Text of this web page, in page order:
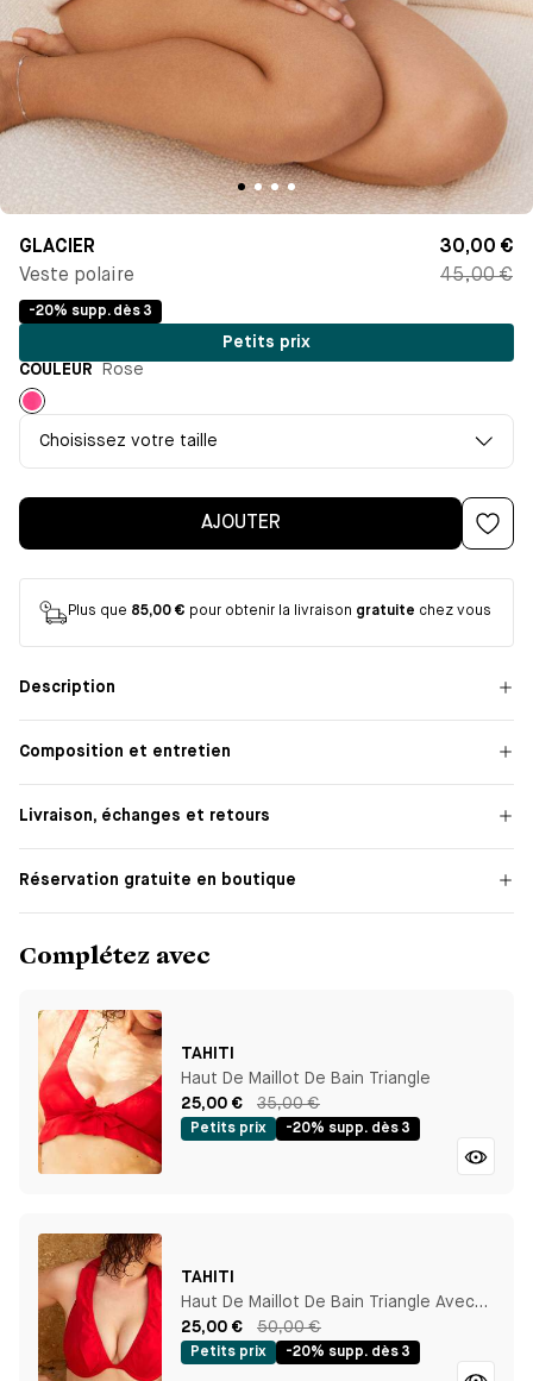
GLACIER
Veste polaire
30,00 €
45,00 €
-20% supp. dès 3
Petits prix
COULEUR
Rose
Rose
Choisissez votre taille
AJOUTER
Plus que 85,00 € pour obtenir la livraison gratuite chez vous
Description
Composition et entretien
Livraison, échanges et retours
Réservation gratuite en boutique
Complétez avec
TAHITI
Haut De Maillot De Bain Triangle
25,00 €
35,00 €
Petits prix -20% supp. dès 3
TAHITI
Haut De Maillot De Bain Triangle Avec
Armature
25,00 € 50,00 €
Petits prix -20% supp. dès 3